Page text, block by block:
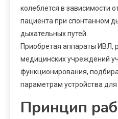
колеблется в зависимости
пациента при спонтанном
дыхательных путей.
Приобретая аппараты ИВЛ,
медицинских учреждений
функционирования,
параметрам устройства для
Принцип